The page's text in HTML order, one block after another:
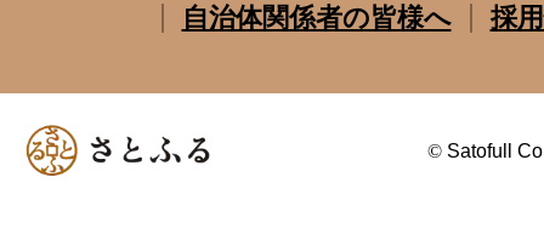
自治体関係者の皆様へ
採
© Satofull